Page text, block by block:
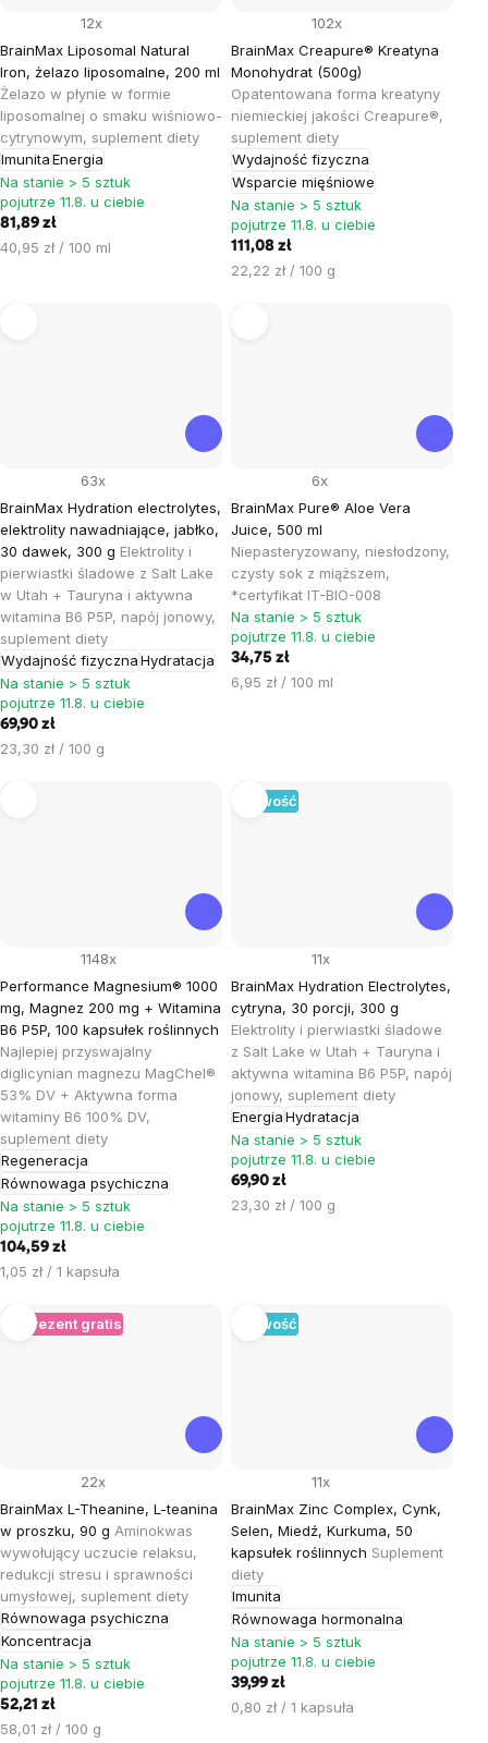
BrainMax Liposomal Natural
Iron, żelazo liposomalne, 200 ml
Żelazo w płynie w formie
liposomalnej o smaku wiśniowo-
cytrynowym, suplement diety
ImunitaEnergia
12x
Na stanie > 5 sztuk
pojutrze 11.8. u ciebie
81,89 zł
Cena
40,95 zł / 100 ml
BrainMax Creapure® Kreatyna
Monohydrat (500g)
Opatentowana forma kreatyny
niemieckiej jakości Creapure®,
suplement diety
Wydajność fizyczna
Wsparcie mięśniowe
102x
Na stanie > 5 sztuk
pojutrze 11.8. u ciebie
111,08 zł
Cena
22,22 zł / 100 g
BrainMax Hydration electrolytes,
elektrolity nawadniające, jabłko,
30 dawek, 300 g Elektrolity i
pierwiastki śladowe z Salt Lake
w Utah + Tauryna i aktywna
witamina B6 P5P, napój jonowy,
suplement diety
Wydajność fizycznaHydratacja
63x
Na stanie > 5 sztuk
pojutrze 11.8. u ciebie
69,90 zł
Cena
23,30 zł / 100 g
BrainMax Pure® Aloe Vera
Juice, 500 ml
Niepasteryzowany, niesłodzony,
czysty sok z miąższem,
*certyfikat IT-BIO-008
6x
Na stanie > 5 sztuk
pojutrze 11.8. u ciebie
34,75 zł
Cena
6,95 zł / 100 ml
Performance Magnesium® 1000
mg, Magnez 200 mg + Witamina
B6 P5P, 100 kapsułek roślinnych
Najlepiej przyswajalny
diglicynian magnezu MagChel®
53% DV + Aktywna forma
witaminy B6 100% DV,
suplement diety
Regeneracja
Równowaga psychiczna
1148x
Na stanie > 5 sztuk
pojutrze 11.8. u ciebie
104,59 zł
Cena
1,05 zł / 1 kapsuła
Nowość
BrainMax Hydration Electrolytes,
cytryna, 30 porcji, 300 g
Elektrolity i pierwiastki śladowe
z Salt Lake w Utah + Tauryna i
aktywna witamina B6 P5P, napój
jonowy, suplement diety
EnergiaHydratacja
11x
Na stanie > 5 sztuk
pojutrze 11.8. u ciebie
69,90 zł
Cena
23,30 zł / 100 g
+ Prezent gratis
BrainMax L-Theanine, L-teanina
w proszku, 90 g Aminokwas
wywołujący uczucie relaksu,
redukcji stresu i sprawności
umysłowej, suplement diety
Równowaga psychiczna
Koncentracja
22x
Na stanie > 5 sztuk
pojutrze 11.8. u ciebie
52,21 zł
Cena
58,01 zł / 100 g
Nowość
BrainMax Zinc Complex, Cynk,
Selen, Miedź, Kurkuma, 50
kapsułek roślinnych Suplement
diety
Imunita
Równowaga hormonalna
11x
Na stanie > 5 sztuk
pojutrze 11.8. u ciebie
39,99 zł
Cena
0,80 zł / 1 kapsuła